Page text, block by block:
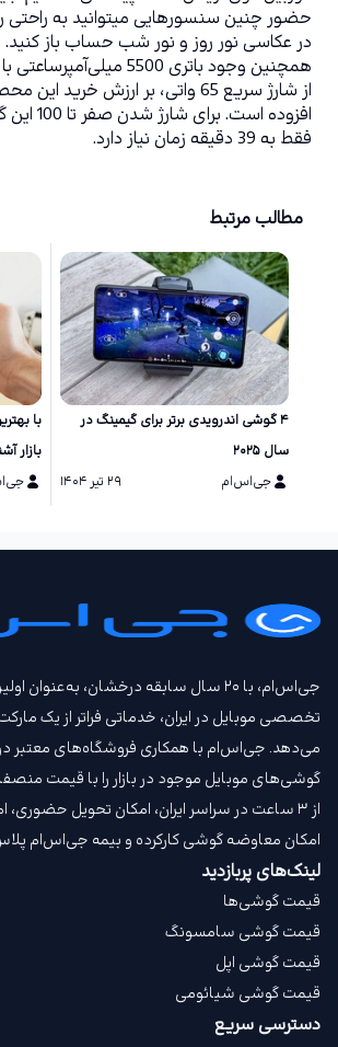
در عکاسی نور روز و نور شب حساب باز کنید.
فقط به 39 دقیقه زمان نیاز دارد.
مطالب مرتبط
۴ گوشی اندرویدی برتر برای گیمینگ در
سال ۲۰۲۵
جی‌اس‌ام
۲۹ تیر ۱۴۰۴
با
بازار
جی‌اس‌ام، با ۲۰ سال سابقه درخشان،
تخصصی موبایل در ایران، خدماتی فراتر از یک
می‌دهد. جی‌اس‌ام با همکاری فروشگاه‌های معتبر
گوشی‌های موبایل موجود در بازار را با قیمت‌
از ۳ ساعت در سراسر ایران، امکان تحویل حضوری،
امکان معاوضه گوشی کارکرده و بیمه جی‌اس‌ام‌
لینک‌های پربازدید
قیمت گوشی‌ها
قیمت گوشی سامسونگ
قیمت گوشی اپل
قیمت گوشی شیائومی
دسترسی سریع